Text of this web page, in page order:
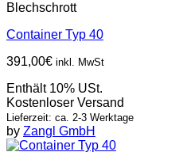
Blechschrott
Container Typ 40
391,00€ inkl. MwSt
Enthält 10% USt.
Kostenloser Versand
Lieferzeit: ca. 2-3 Werktage
by Zangl GmbH